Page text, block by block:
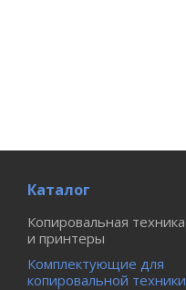
Каталог
Копировальная техника
и принтеры
Комплектующие для
копировальной техники